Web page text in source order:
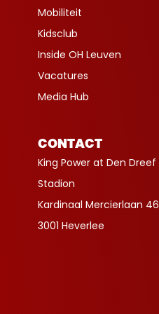
Mobiliteit
Kidsclub
Inside OH Leuven
Vacatures
Media Hub
CONTACT
King Power at Den Dreef
Stadion
Kardinaal Mercierlaan 46
3001 Heverlee